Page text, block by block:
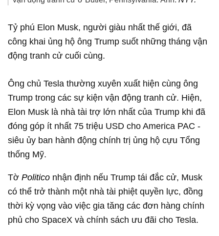
Tỷ phú Elon Musk, người giàu nhất thế giới, đã
công khai ủng hộ ông Trump suốt những tháng vận
động tranh cử cuối cùng.
Ông chủ Tesla thường xuyên xuất hiện cùng ông
Trump trong các sự kiện vận động tranh cử. Hiện,
Elon Musk là nhà tài trợ lớn nhất của Trump khi đã
đóng góp ít nhất 75 triệu USD cho America PAC -
siêu ủy ban hành động chính trị ủng hộ cựu Tổng
thống Mỹ.
TờPolitico nhận định nếu Trump tái đắc cử, Musk
có thể trở thành một nhà tài phiệt quyền lực, đồng
thời kỳ vọng vào việc gia tăng các đơn hàng chính
phủ cho SpaceX và chính sách ưu đãi cho Tesla.